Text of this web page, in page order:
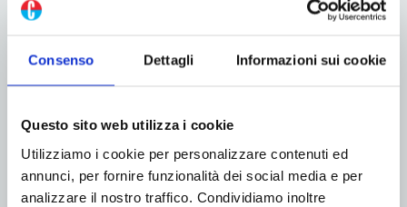
Consenso Dettagli Informazioni sui cookie
Questo sito web utilizza i cookie
Utilizziamo i cookie per personalizzare contenuti ed
annunci, per fornire funzionalità dei social media e per
analizzare il nostro traffico. Condividiamo inoltre